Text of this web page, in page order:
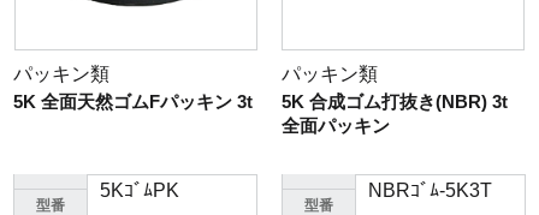
パッキン類
5K 全面天然ゴムFパッキン 3t
型番
5KｺﾞﾑPK
パッキン類
5K 合成ゴム打抜き(NBR) 3t
全面パッキン
型番
NBRｺﾞﾑ-5K3T